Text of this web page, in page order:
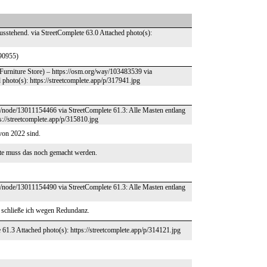
via StreetComplete 63.0 Attached photo(s):
Store) – https://osm.org/way/103483539 via
https://streetcomplete.app/p/317941.jpg
13011154466 via StreetComplete 61.3: Alle Masten entlang
streetcomplete.app/p/315810.jpg
2022 sind.
muss das noch gemacht werden.
13011154490 via StreetComplete 61.3: Alle Masten entlang
ich wegen Redundanz.
Attached photo(s): https://streetcomplete.app/p/314121.jpg